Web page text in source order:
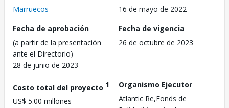
Marruecos
16 de mayo de 2022
Fecha de aprobación
(a partir de la presentación
ante el Directorio)
28 de junio de 2023
Fecha de vigencia
26 de octubre de 2023
Costo total del proyecto 1
US$ 5.00 millones
Organismo Ejecutor
Atlantic Re,Fonds de